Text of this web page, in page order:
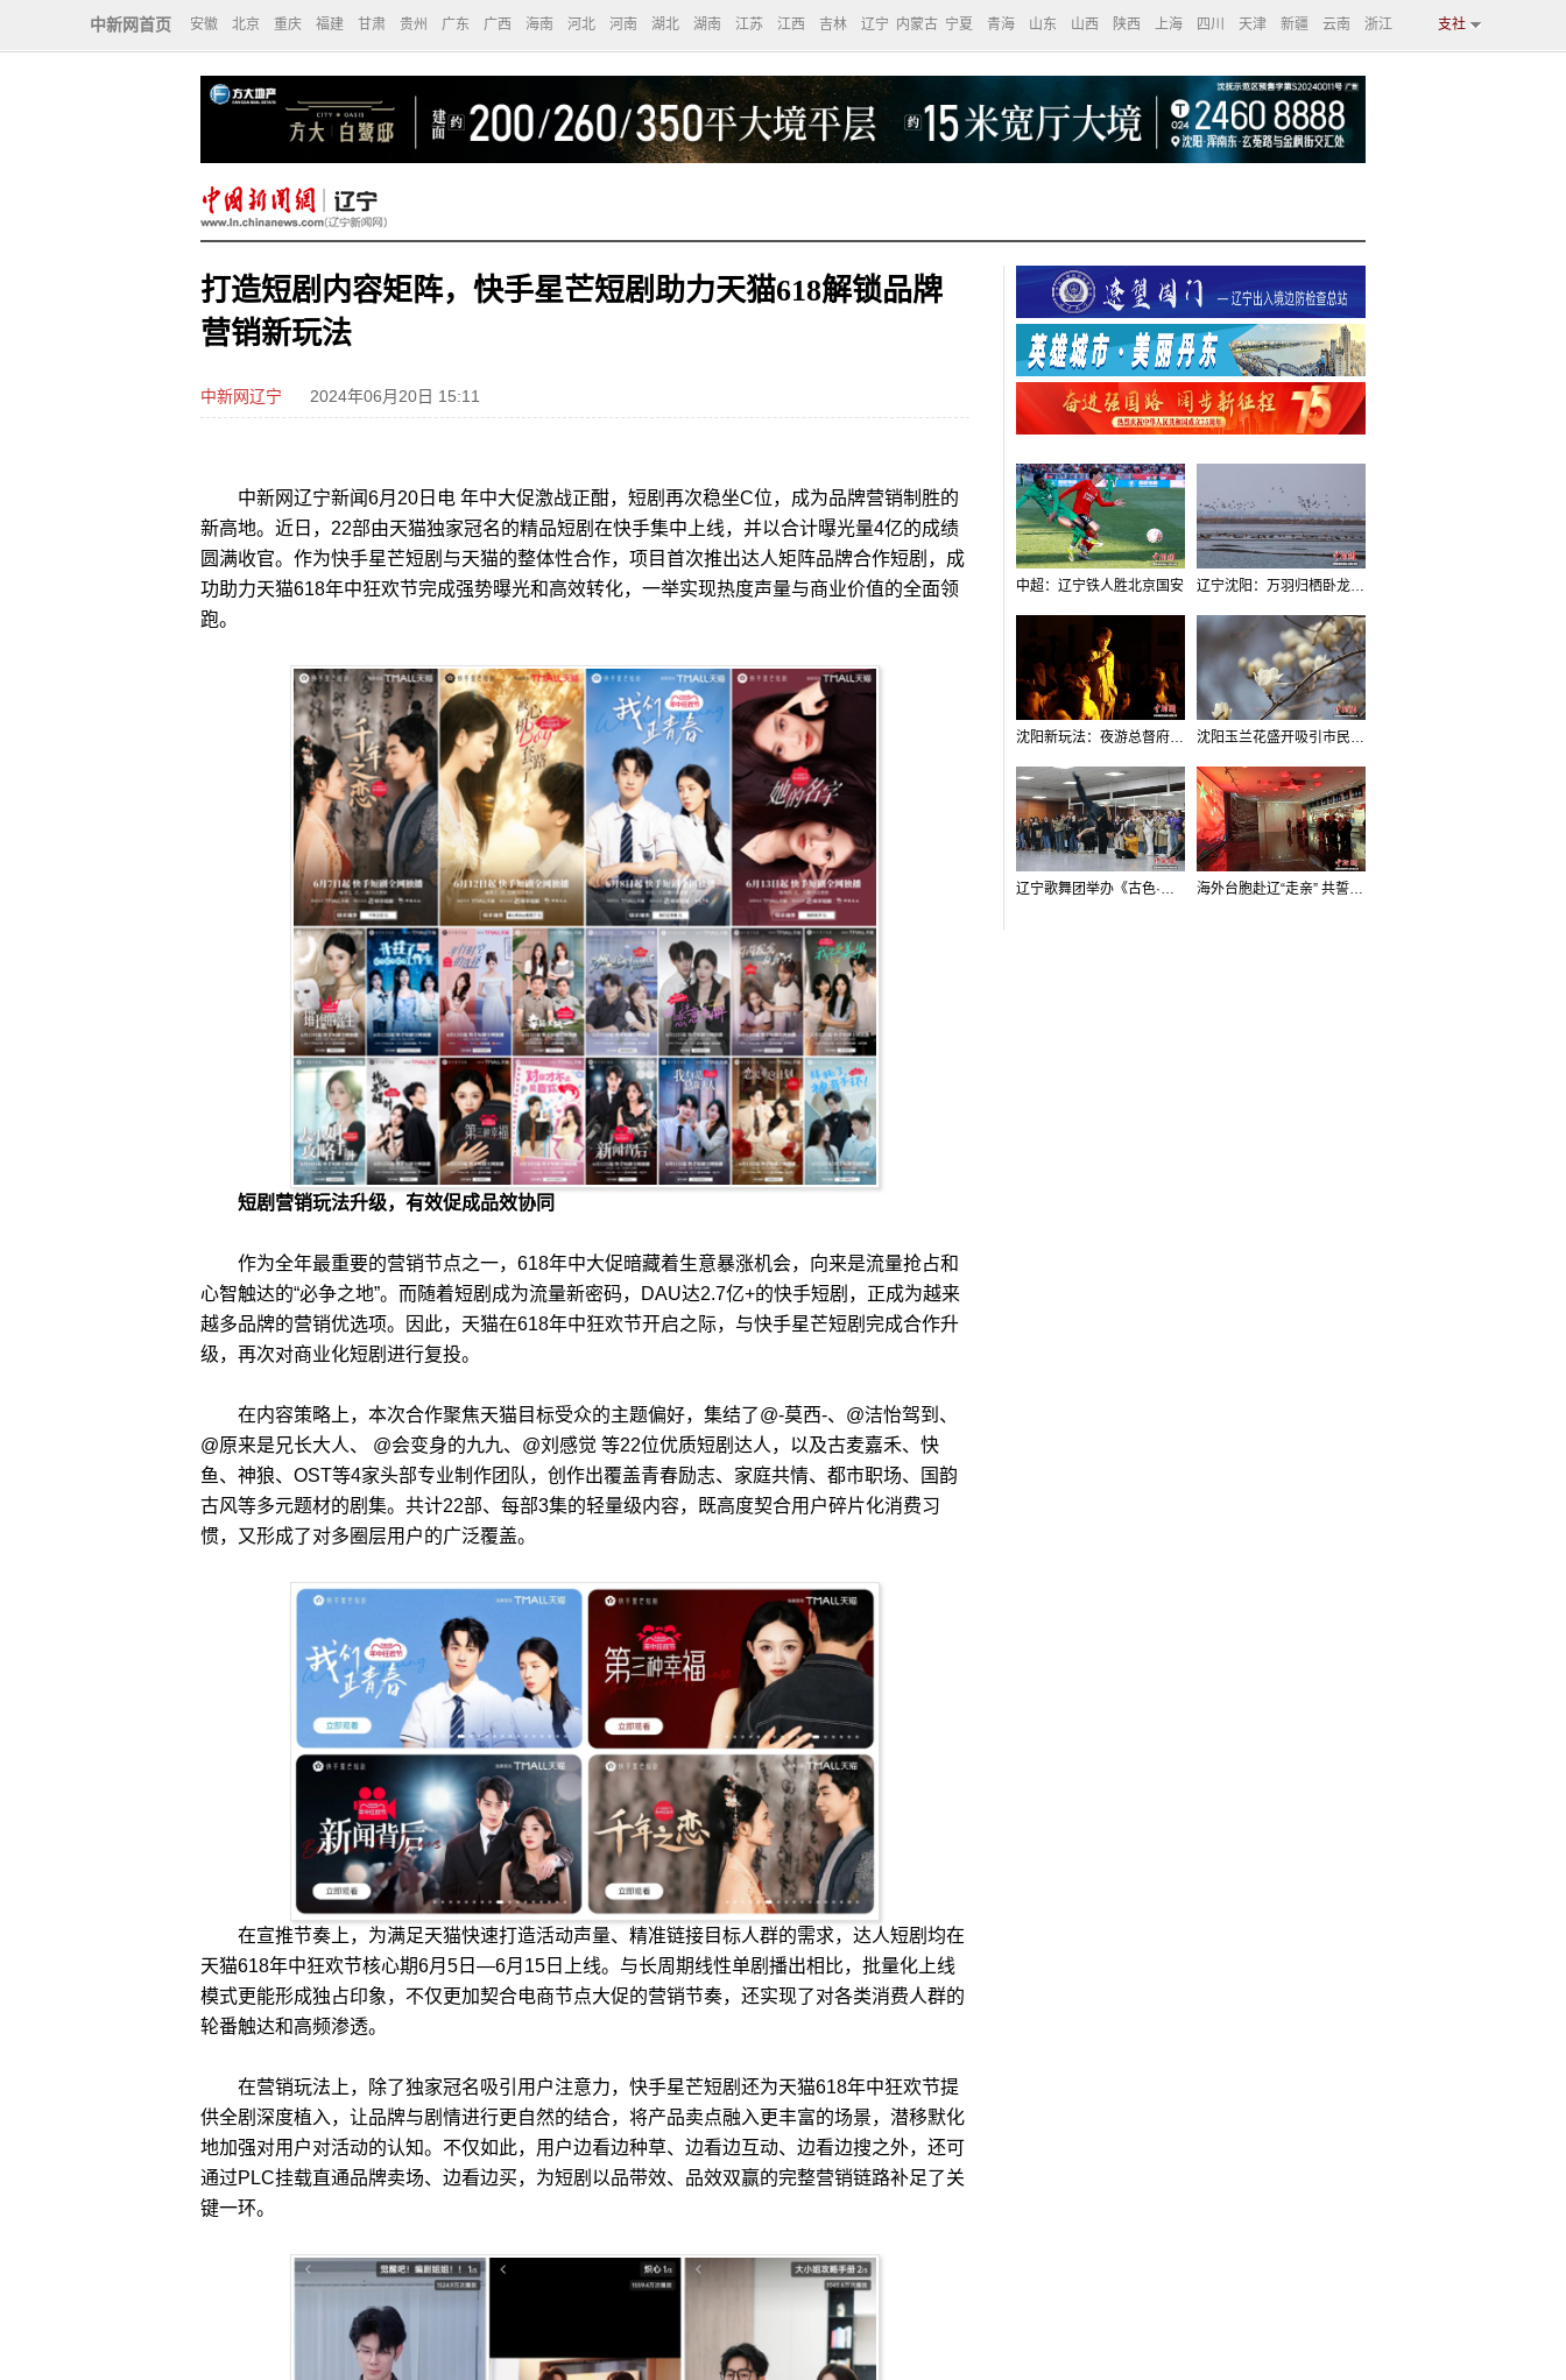
中新网首页 安徽 北京 重庆 福建 甘肃 贵州 广东 广西 海南 河北 河南 湖北 湖南 江苏 江西 吉林 辽宁 内蒙古 宁夏 青海 山东 山西 陕西 上海 四川 天津 新疆 云南 浙江 支社
打造短剧内容矩阵，快手星芒短剧助力天猫618解锁品牌
营销新玩法
中新网辽宁 2024年06月20日 15:11
中新网辽宁新闻6月20日电 年中大促激战正酣，短剧再次稳坐C位，成为品牌营销制胜的
新高地。近日，22部由天猫独家冠名的精品短剧在快手集中上线，并以合计曝光量4亿的成绩
圆满收官。作为快手星芒短剧与天猫的整体性合作，项目首次推出达人矩阵品牌合作短剧，成
功助力天猫618年中狂欢节完成强势曝光和高效转化，一举实现热度声量与商业价值的全面领
跑。
短剧营销玩法升级，有效促成品效协同
作为全年最重要的营销节点之一，618年中大促暗藏着生意暴涨机会，向来是流量抢占和
心智触达的“必争之地”。而随着短剧成为流量新密码，DAU达2.7亿+的快手短剧，正成为越来
越多品牌的营销优选项。因此，天猫在618年中狂欢节开启之际，与快手星芒短剧完成合作升
级，再次对商业化短剧进行复投。
在内容策略上，本次合作聚焦天猫目标受众的主题偏好，集结了@-莫西-、@洁怡驾到、
@原来是兄长大人、 @会变身的九九、@刘感觉 等22位优质短剧达人，以及古麦嘉禾、快
鱼、神狼、OST等4家头部专业制作团队，创作出覆盖青春励志、家庭共情、都市职场、国韵
古风等多元题材的剧集。共计22部、每部3集的轻量级内容，既高度契合用户碎片化消费习
惯，又形成了对多圈层用户的广泛覆盖。
在宣推节奏上，为满足天猫快速打造活动声量、精准链接目标人群的需求，达人短剧均在
天猫618年中狂欢节核心期6月5日—6月15日上线。与长周期线性单剧播出相比，批量化上线
模式更能形成独占印象，不仅更加契合电商节点大促的营销节奏，还实现了对各类消费人群的
轮番触达和高频渗透。
在营销玩法上，除了独家冠名吸引用户注意力，快手星芒短剧还为天猫618年中狂欢节提
供全剧深度植入，让品牌与剧情进行更自然的结合，将产品卖点融入更丰富的场景，潜移默化
地加强对用户对活动的认知。不仅如此，用户边看边种草、边看边互动、边看边搜之外，还可
通过PLC挂载直通品牌卖场、边看边买，为短剧以品带效、品效双赢的完整营销链路补足了关
键一环。
中超：辽宁铁人胜北京国安 辽宁沈阳：万羽归栖卧龙湖看群鸟齐飞
沈阳新玩法：夜游总督府，当一回“赴宴者” 沈阳玉兰花盛开吸引市民打卡
辽宁歌舞团举办《古色·国宝辽宁》排练开放日活动 海外台胞赴辽“走亲” 共誓“和平初心”